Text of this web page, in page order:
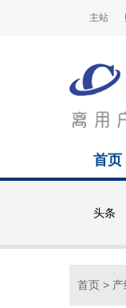
主站
首页
头条
首页 >